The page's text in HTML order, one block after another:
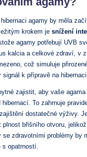
hibernaci ⁤agamy by měla
krokem je snížení
agamy potřebují UVB
kalcia⁣ a celkové zdraví, v
což simuluje​
signál ⁣k přípravě na hibernaci.
zajistit, aby vaše
hibernací. To zahrnuje‍
dostatečné výživy.
plnost břišního otvoru,
se zdravotními problémy by
s opatrností.